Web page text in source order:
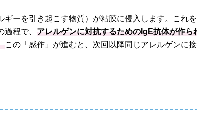
ーを引き起こす物質）が粘膜に侵入します。これ
程で、 アレルゲンに対抗するためのIgE抗体が作ら
この「感作」が進むと、次回以降同じアレルゲンに